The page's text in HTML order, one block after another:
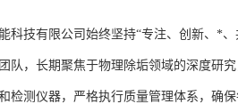
科技有限公司始终坚持“专注、创新、*
队，长期聚焦于物理除垢领域的深度研究
测仪器，严格执行质量管理体系，确